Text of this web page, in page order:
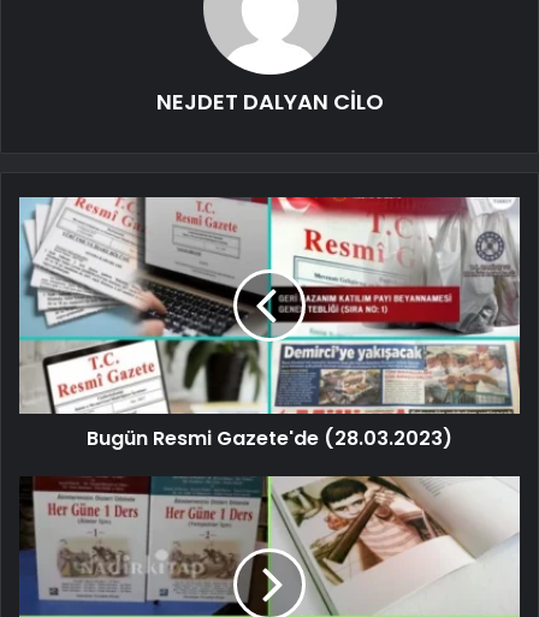
NEJDET DALYAN CİLO
Bugün Resmi Gazete'de (28.03.2023)